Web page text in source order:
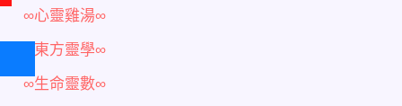
∞心靈雞湯∞
∞東方靈學∞
∞生命靈數∞